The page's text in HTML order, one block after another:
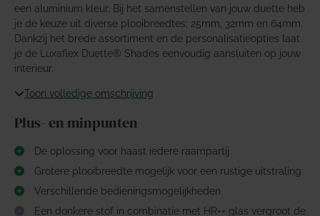
een aluminium kleur. Bij het samenstellen van jouw duette heb
je de keuze uit diverse plooibreedtes; 25mm, 32mm en 64mm.
Dankzij het brede assortiment en de personalisatieopties laat
je de Luxaflex Duette® Shades eenvoudig aansluiten op jouw
interieur.
Toon volledige omschrijving
Plus- en minpunten
De oplossing voor haast iedere raampartij
Grotere plooibreedte mogelijk voor een rustige uitstraling
Verschillende bedieningsmogelijkheden
Een donkere stof in combinatie met HR++ glas vergroot de